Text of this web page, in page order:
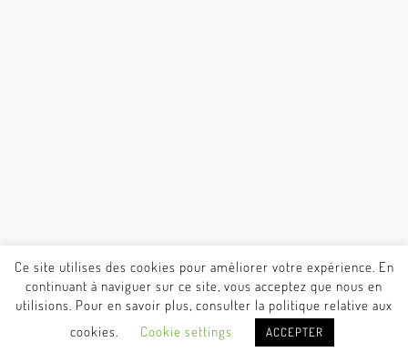
Ce site utilises des cookies pour améliorer votre expérience. En
continuant à naviguer sur ce site, vous acceptez que nous en
utilisions. Pour en savoir plus, consulter la politique relative aux
cookies.
Cookie settings ACCEPTER